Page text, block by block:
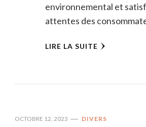
environnemental et
attentes des
LIRE LA SUITE
OCTOBRE 12, 2023 DIVERS